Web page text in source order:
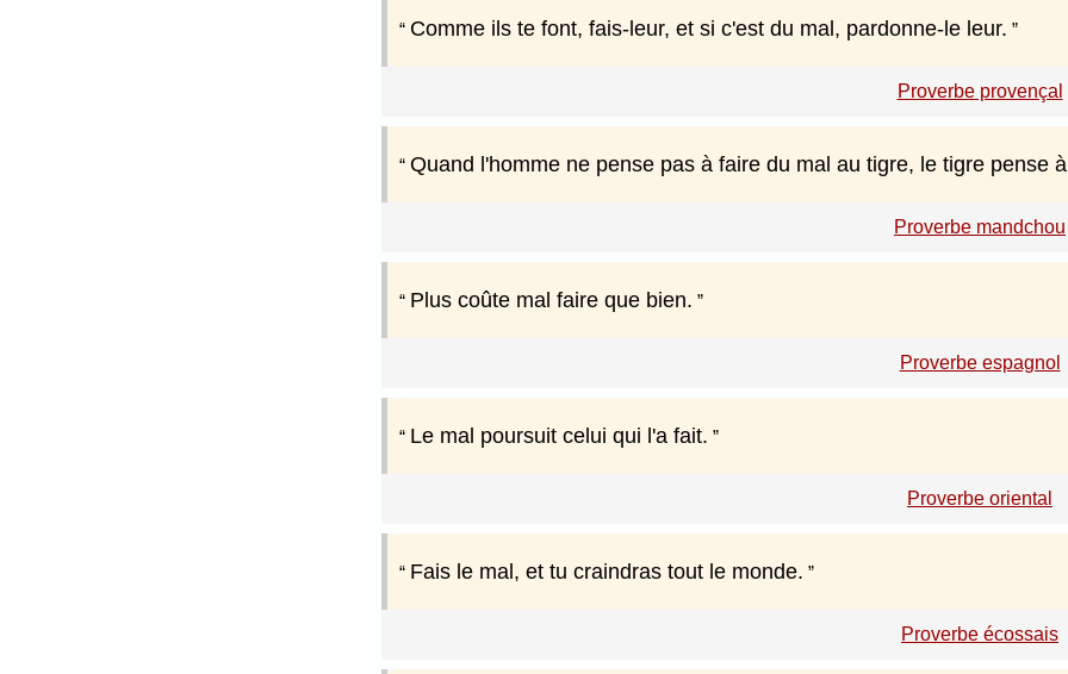
Comme ils te font, fais-leur, et si c'est du mal, pardonne-le leur.
Proverbe provençal
Quand l'homme ne pense pas à faire du mal au tigre, le tigre pense
Proverbe mandchou
Plus coûte mal faire que bien.
Proverbe espagnol
Le mal poursuit celui qui l'a fait.
Proverbe oriental
Fais le mal, et tu craindras tout le monde.
Proverbe écossais